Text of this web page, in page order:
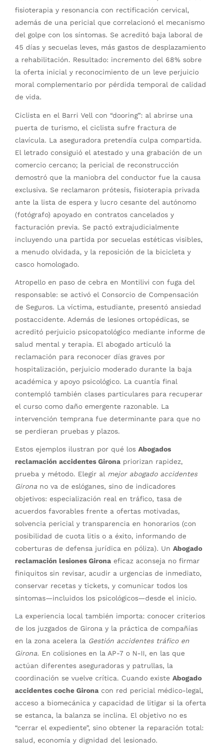
fisioterapia y resonancia con rectificación cervical,
además de una pericial que correlacionó el mecanismo
del golpe con los síntomas. Se acreditó baja laboral de
45 días y secuelas leves, más gastos de desplazamiento
a rehabilitación. Resultado: incremento del 68% sobre
la oferta inicial y reconocimiento de un leve perjuicio
moral complementario por pérdida temporal de calidad
de vida.
Ciclista en el Barri Vell con “dooring”: al abrirse una
puerta de turismo, el ciclista sufre fractura de
clavícula. La aseguradora pretendía culpa compartida.
El letrado consiguió el atestado y una grabación de un
comercio cercano; la pericial de reconstrucción
demostró que la maniobra del conductor fue la causa
exclusiva. Se reclamaron prótesis, fisioterapia privada
ante la lista de espera y lucro cesante del autónomo
(fotógrafo) apoyado en contratos cancelados y
facturación previa. Se pactó extrajudicialmente
incluyendo una partida por secuelas estéticas visibles,
a menudo olvidada, y la reposición de la bicicleta y
casco homologado.
Atropello en paso de cebra en Montilivi con fuga del
responsable: se activó el Consorcio de Compensación
de Seguros. La víctima, estudiante, presentó ansiedad
postaccidente. Además de lesiones ortopédicas, se
acreditó perjuicio psicopatológico mediante informe de
salud mental y terapia. El abogado articuló la
reclamación para reconocer días graves por
hospitalización, perjuicio moderado durante la baja
académica y apoyo psicológico. La cuantía final
contempló también clases particulares para recuperar
el curso como daño emergente razonable. La
intervención temprana fue determinante para que no
se perdieran pruebas y plazos.
Estos ejemplos ilustran por qué los Abogados
reclamación accidentes Girona priorizan rapidez,
prueba y método. Elegir al mejor abogado accidentes
Girona no va de eslóganes, sino de indicadores
objetivos: especialización real en tráfico, tasa de
acuerdos favorables frente a ofertas motivadas,
solvencia pericial y transparencia en honorarios (con
posibilidad de cuota litis o a éxito, informando de
coberturas de defensa jurídica en póliza). Un Abogado
reclamación lesiones Girona eficaz aconseja no firmar
finiquitos sin revisar, acudir a urgencias de inmediato,
conservar recetas y tickets, y comunicar todos los
síntomas—incluidos los psicológicos—desde el inicio.
La experiencia local también importa: conocer criterios
de los juzgados de Girona y la práctica de compañías
en la zona acelera la Gestión accidentes tráfico en
Girona. En colisiones en la AP-7 o N-II, en las que
actúan diferentes aseguradoras y patrullas, la
coordinación se vuelve crítica. Cuando existe Abogado
accidentes coche Girona con red pericial médico-legal,
acceso a biomecánica y capacidad de litigar si la oferta
se estanca, la balanza se inclina. El objetivo no es
“cerrar el expediente”, sino obtener la reparación total:
salud, economía y dignidad del lesionado.